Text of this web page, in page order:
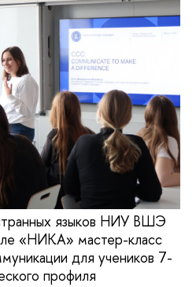
языков НИУ ВШЭ
«НИКА» мастер-класс
для учеников 7-
профиля